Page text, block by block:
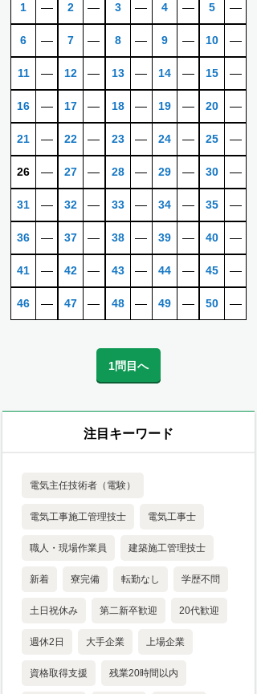
1 ―
6 ―
11 ―
16 ―
21 ―
26 ―
31 ―
36 ―
41 ―
46 ―
2 ―
7 ―
12 ―
17 ―
22 ―
27 ―
32 ―
37 ―
42 ―
47 ―
3 ―
8 ―
13 ―
18 ―
23 ―
28 ―
33 ―
38 ―
43 ―
48 ―
4 ―
9 ―
14 ―
19 ―
24 ―
29 ―
34 ―
39 ―
44 ―
49 ―
5 ―
10 ―
15 ―
20 ―
25 ―
30 ―
35 ―
40 ―
45 ―
50 ―
1問目へ
注目キーワード
電気主任技術者（電験）
電気工事施工管理技士 電気工事士
職人・現場作業員 建築施工管理技士
新着 寮完備 転勤なし 学歴不問
土日祝休み 第二新卒歓迎 20代歓迎
週休2日 大手企業 上場企業
資格取得支援 残業20時間以内